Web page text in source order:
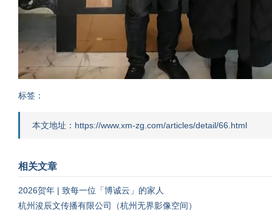
标签：
本文地址：https://www.xm-zg.com/articles/detail/66.html
相关文章
2026贺年 | 致每一位「博诚云」的家人
杭州浚辰文传播有限公司（杭州无界影像空间）